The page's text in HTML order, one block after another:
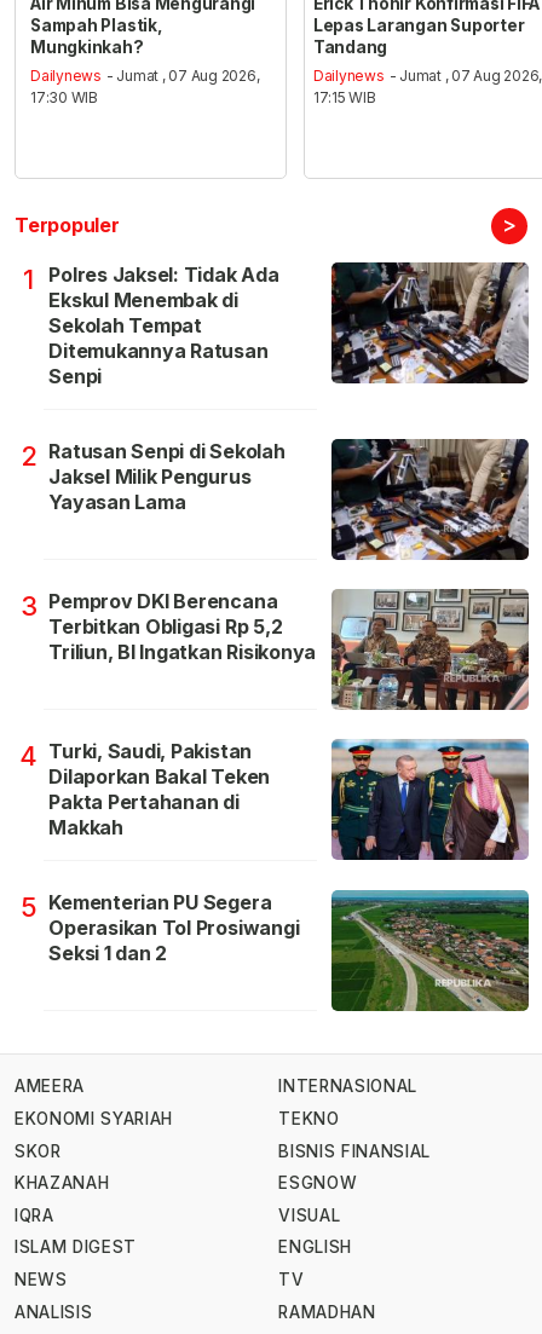
Sampah Plastik,
Mungkinkah?
Dailynews - Jumat , 07 Aug 2026,
17:30 WIB
Lepas Larangan Suporter
Tandang
Dailynews - Jumat , 07 Aug 2026,
17:15 WIB
Terpopuler >
1
Polres Jaksel: Tidak Ada
Ekskul Menembak di
Sekolah Tempat
Ditemukannya Ratusan
Senpi
2 Ratusan Senpi di Sekolah
Jaksel Milik Pengurus
Yayasan Lama
3 Pemprov DKI Berencana
Terbitkan Obligasi Rp 5,2
Triliun, BI Ingatkan Risikonya
4 Turki, Saudi, Pakistan
Dilaporkan Bakal Teken
Pakta Pertahanan di
Makkah
5 Kementerian PU Segera
Operasikan Tol Prosiwangi
Seksi 1 dan 2
AMEERA
EKONOMI SYARIAH
SKOR
KHAZANAH
IQRA
ISLAM DIGEST
NEWS
ANALISIS
INTERNASIONAL
TEKNO
BISNIS FINANSIAL
ESGNOW
VISUAL
ENGLISH
TV
RAMADHAN